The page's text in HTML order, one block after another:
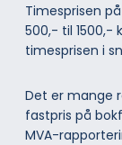
Timesprisen
500,- til 1500,-
timesprisen i
Det er mange
fastpris på
MVA-